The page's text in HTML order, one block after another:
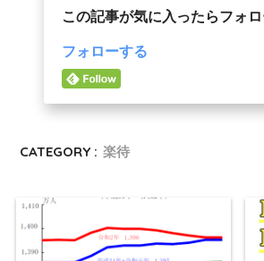
この記事が気に入ったらフォ
フォローする
CATEGORY : 楽待